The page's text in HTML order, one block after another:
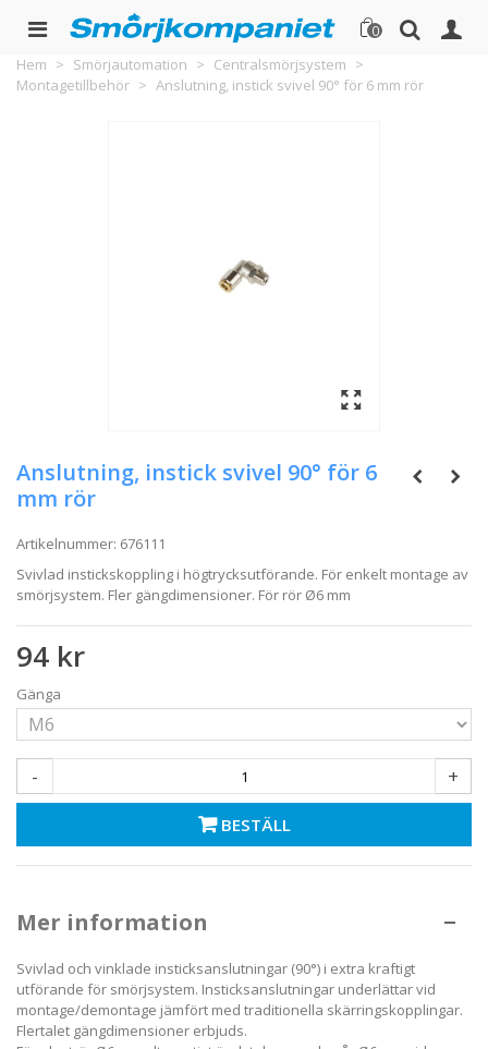
0
Hem > Smörjautomation > Centralsmörjsystem >
Montagetillbehör > Anslutning, instick svivel 90° för 6 mm rör
Anslutning, instick svivel 90° för 6
mm rör
Artikelnummer: 676111
Svivlad instickskoppling i högtrycksutförande. För enkelt montage av
smörjsystem. Fler gängdimensioner. För rör Ø6 mm
94 kr
Gänga
- +
BESTÄLL
Mer information
Svivlad och vinklade insticksanslutningar (90°) i extra kraftigt
utförande för smörjsystem. Insticksanslutningar underlättar vid
montage/demontage jämfört med traditionella skärringskopplingar.
Flertalet gängdimensioner erbjuds.